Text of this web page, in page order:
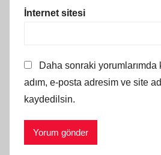
İnternet sitesi
Daha sonraki yorumlarımda
adım, e-posta adresim ve site
kaydedilsin.